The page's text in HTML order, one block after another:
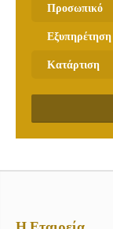
Προσωπικό
Εξυπηρέτηση
Κατάρτιση